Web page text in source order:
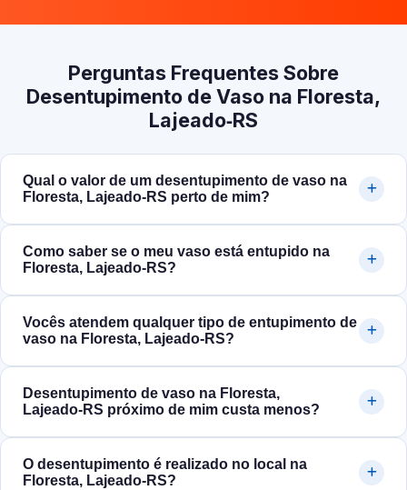
Perguntas Frequentes Sobre
Desentupimento de Vaso na Floresta,
Lajeado‑RS
Qual o valor de um desentupimento de vaso na
Floresta, Lajeado‑RS perto de mim?
Como saber se o meu vaso está entupido na
Floresta, Lajeado‑RS?
Vocês atendem qualquer tipo de entupimento de
vaso na Floresta, Lajeado‑RS?
Desentupimento de vaso na Floresta,
Lajeado‑RS próximo de mim custa menos?
O desentupimento é realizado no local na
Floresta, Lajeado‑RS?